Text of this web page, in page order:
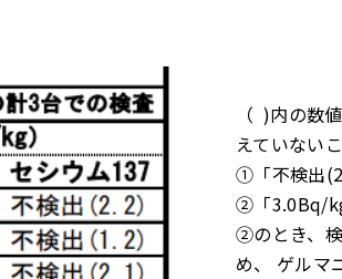
（ )内の数
えていない
①「不検出
②「3.0Bq/
②のとき、
め、 ゲルマ